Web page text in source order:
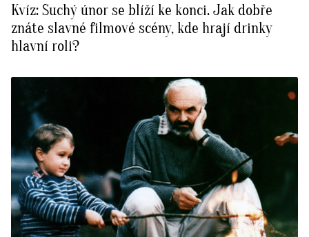
Kvíz: Suchý únor se blíží ke konci. Jak dobře
znáte slavné filmové scény, kde hrají drinky
hlavní roli?